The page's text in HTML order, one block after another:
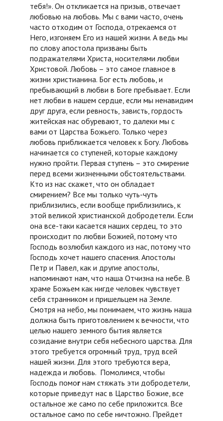
тебя!». Он откликается на призыв, отвечает
любовью на любовь. Мы с вами часто, очень
часто отходим от Господа, отрекаемся от
Него, изгоняем Его из нашей жизни. А ведь мы
по слову апостола призваны быть
подражателями Христа, носителями любви
Христовой. Любовь – это самое главное в
жизни христианина. Бог есть любовь, и
пребывающий в любви в Боге пребывает. Если
нет любви в нашем сердце, если мы ненавидим
друг друга, если ревность, зависть, гордость
житейская нас обуревают, то далеки мы с
вами от Царства Божьего. Только через
любовь приближается человек к Богу. Любовь
начинается со ступеней, которые каждому
нужно пройти. Первая ступень – это смирение
перед всеми жизненными обстоятельствами.
Кто из нас скажет, что он обладает
смирением? Все мы только чуть-чуть
приблизились, если вообще приблизились, к
этой великой христианской добродетели. Если
она все-таки касается наших сердец, то это
происходит по любви Божией, потому что
Господь возлюбил каждого из нас, потому что
Господь хочет нашего спасения. Апостолы
Петр и Павел, как и другие апостолы,
напоминают нам, что наша Отчизна на небе. В
храме Божьем как нигде человек чувствует
себя странником и пришельцем на Земле.
Смотря на небо, мы понимаем, что жизнь наша
должна быть приготовлением к вечности, что
целью нашего земного бытия является
созидание внутри себя небесного царства. Для
этого требуется огромный труд, труд всей
нашей жизни. Для этого требуются вера,
надежда и любовь. Помолимся, чтобы
Господь помог нам стяжать эти добродетели,
которые приведут нас в Царство Божие, все
остальное же само по себе приложится. Все
остальное само по себе ничтожно. Прейдет